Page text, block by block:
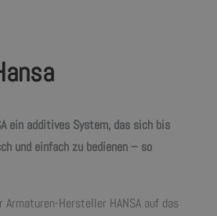
ein additives System, das sich bis
und einfach zu bedienen – so
Hersteller HANSA auf das